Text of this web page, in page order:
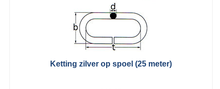
Ketting zilver op spoel (25 meter)